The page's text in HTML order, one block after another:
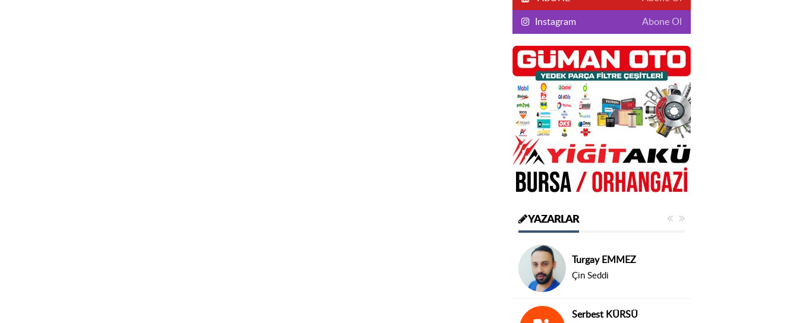
Instagram Abone Ol
YAZARLAR
Turgay EMMEZ
Çin Seddi
Serbest KÜRSÜ